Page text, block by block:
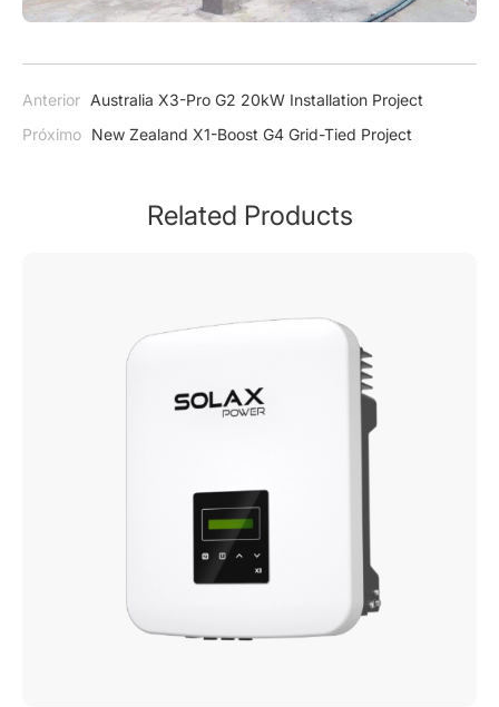
Anterior Australia X3-Pro G2 20kW Installation Project
Próximo New Zealand X1-Boost G4 Grid-Tied Project
Related Products